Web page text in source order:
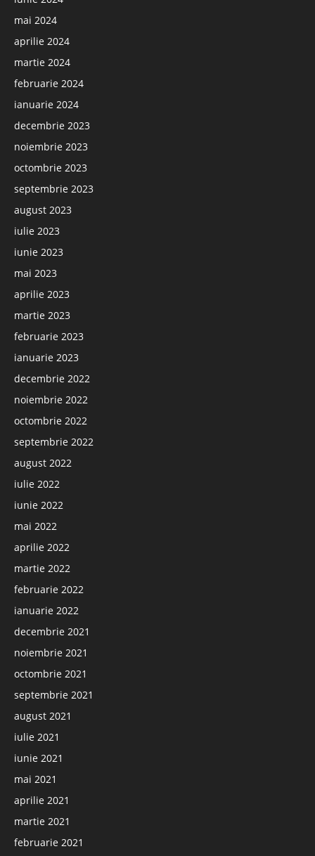
mai 2024
aprilie 2024
martie 2024
februarie 2024
ianuarie 2024
decembrie 2023
noiembrie 2023
octombrie 2023
septembrie 2023
august 2023
iulie 2023
iunie 2023
mai 2023
aprilie 2023
martie 2023
februarie 2023
ianuarie 2023
decembrie 2022
noiembrie 2022
octombrie 2022
septembrie 2022
august 2022
iulie 2022
iunie 2022
mai 2022
aprilie 2022
martie 2022
februarie 2022
ianuarie 2022
decembrie 2021
noiembrie 2021
octombrie 2021
septembrie 2021
august 2021
iulie 2021
iunie 2021
mai 2021
aprilie 2021
martie 2021
februarie 2021